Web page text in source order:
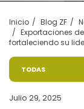
Inicio Blog ZF
Exportaciones
fortaleciendo su
TODAS
Julio 29, 2025